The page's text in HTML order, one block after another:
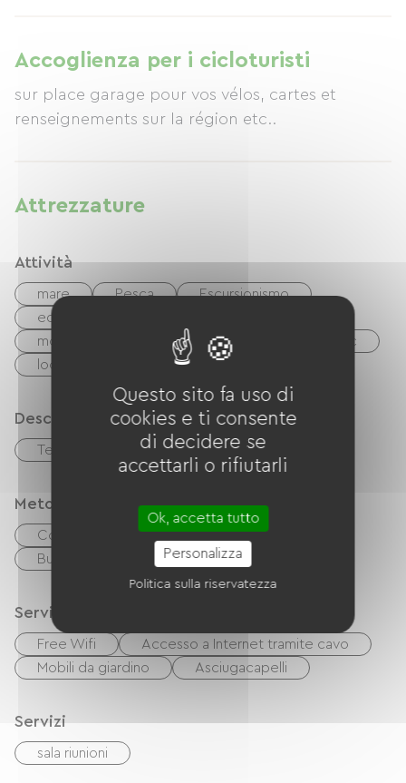
prendisole e un'altalena. La colazione viene
servita nella sala da pranzo (con una varietà di
pane, torte e marmellate fatte in casa), che è
una zona giorno separata con frigorifero e forno
Accoglienza per i cicloturisti
sur place garage pour vos vélos, cartes et
renseignements sur la région etc..
Attrezzature
Attività
mare Pesca
Escursionismo
equitazione
mountain bike
Via Verde
Area pic-nic
locale notturno
Descrizione
Terrazzo Terreno privato recintato
Metodi di pagamento
Controlli
contanti
Buoni vacanza (ANCV)
Servizi
Free Wifi
Accesso a Internet tramite cavo
Mobili da giardino
Asciugacapelli
Servizi
sala riunioni
Questo sito fa uso di
cookies e ti consente
di decidere se
accettarli o rifiutarli
Ok, accetta tutto
Personalizza
Politica sulla riservatezza